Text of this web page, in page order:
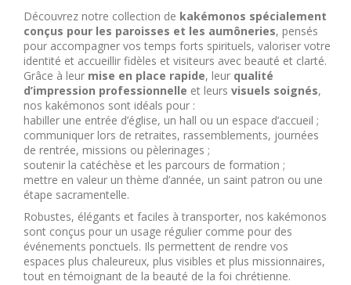
Découvrez notre collection de kakémonos spécialement
conçus pour les paroisses et les aumôneries, pensés
pour accompagner vos temps forts spirituels, valoriser votre
identité et accueillir fidèles et visiteurs avec beauté et clarté.
Grâce à leur mise en place rapide, leur qualité
d’impression professionnelle et leurs visuels soignés,
nos kakémonos sont idéals pour :
habiller une entrée d’église, un hall ou un espace d’accueil ;
communiquer lors de retraites, rassemblements, journées
de rentrée, missions ou pèlerinages ;
soutenir la catéchèse et les parcours de formation ;
mettre en valeur un thème d’année, un saint patron ou une
étape sacramentelle.
Robustes, élégants et faciles à transporter, nos kakémonos
sont conçus pour un usage régulier comme pour des
événements ponctuels. Ils permettent de rendre vos
espaces plus chaleureux, plus visibles et plus missionnaires,
tout en témoignant de la beauté de la foi chrétienne.